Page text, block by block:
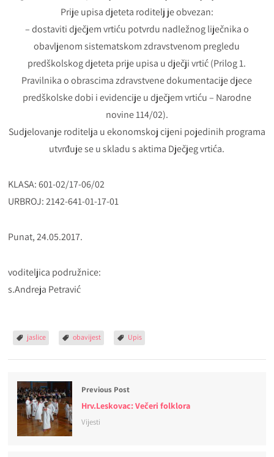
Prije upisa djeteta roditelj je obvezan:
– dostaviti dječjem vrtiću potvrdu nadležnog liječnika o
obavljenom sistematskom zdravstvenom pregledu
predškolskog djeteta prije upisa u dječji vrtić (Prilog 1.
Pravilnika o obrascima zdravstvene dokumentacije djece
predškolske dobi i evidencije u dječjem vrtiću – Narodne
novine 114/02).
Sudjelovanje roditelja u ekonomskoj cijeni pojedinih programa
utvrđuje se u skladu s aktima Dječjeg vrtića.
KLASA: 601-02/17-06/02
URBROJ: 2142-641-01-17-01
Punat, 24.05.2017.
voditeljica podružnice:
s.Andreja Petravić
jaslice obavijest Upis
Previous Post
Hrv.Leskovac: Večeri folklora
Vijesti